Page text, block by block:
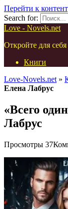
Перейти к
Search for:
Love - Novels.net
Откройте для
Книги
Love-Novels.net »
Елена Лабрус
«Всего
Лабрус
Просмотры 37